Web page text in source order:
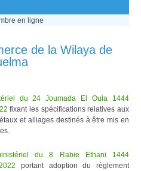
en ligne
de la Wilaya de
du 24 Joumada El Oula 1444
fixant les spécifications relatives aux
et alliages destinés à être mis en
du 8 Rabie Ethani 1444
portant adoption du règlement